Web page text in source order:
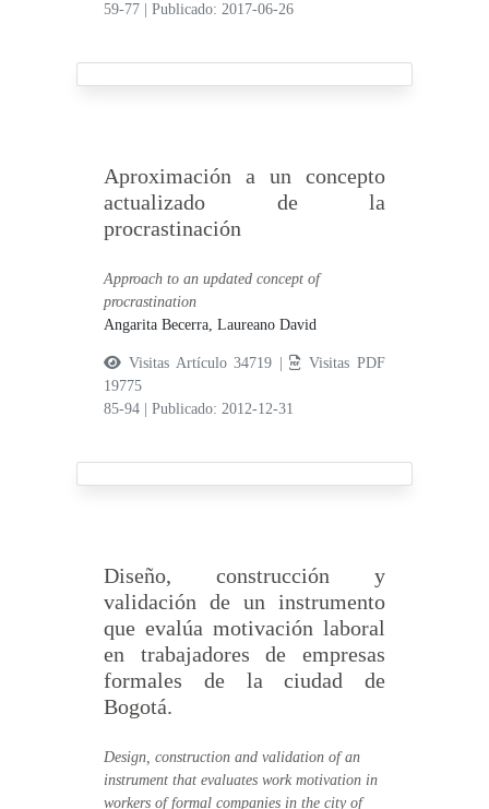
59-77
|Publicado: 2017-06-26
Aproximación a un concepto
actualizado de la
procrastinación
Approach to an updated concept of
procrastination
Angarita Becerra, Laureano David
Visitas Artículo 34719 |
Visitas PDF
19775
85-94
|Publicado: 2012-12-31
Diseño, construcción y
validación de un instrumento
que evalúa motivación laboral
en trabajadores de empresas
formales de la ciudad de
Bogotá.
Design, construction and validation of an
instrument that evaluates work motivation in
workers of formal companies in the city of